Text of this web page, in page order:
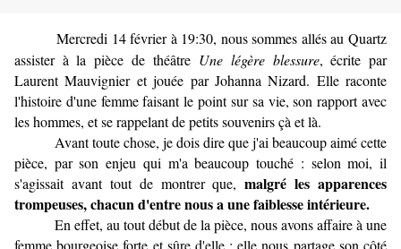
Mercredi 14 février à 19:30, nous sommes allés au Quartz
assister à la pièce de théâtre Une légère blessure, écrite par
Laurent Mauvignier et jouée par Johanna Nizard. Elle raconte
l'histoire d'une femme faisant le point sur sa vie, son rapport avec
les hommes, et se rappelant de petits souvenirs çà et là.
Avant toute chose, je dois dire que j'ai beaucoup aimé cette
pièce, par son enjeu qui m'a beaucoup touché : selon moi, il
s'agissait avant tout de montrer que,malgré les apparences
trompeuses, chacun d'entre nous a une faiblesse intérieure.
En effet, au tout début de la pièce, nous avons affaire à une
femme bourgeoise forte et sûre d'elle : elle nous partage son côté